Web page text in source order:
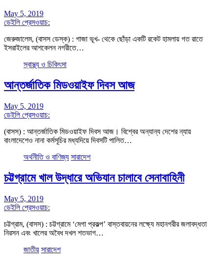
May 5, 2019
ডেইলি প্রেসওয়াচ:
জেরুজালেম, (বাসস ডেস্ক) : গাজা ভূখ- থেকে ছোঁড়া একটি রকেট হামলায় গত রাতে
ইসরাইলের আশকেলন নগরীতে…
স্বাস্থ্য ও চিকিৎসা
আন্তর্জাতিক মিডওয়াইফ দিবস আজ
May 5, 2019
ডেইলি প্রেসওয়াচ:
(বাসস) : আন্তর্জাতিক মিডওয়াইফ দিবস আজ। বিশ্বের অন্যান্য দেশের ন্যায়
বাংলাদেশেও নানা কর্মসূচির মধ্যদিয়ে দিবসটি পালিত…
অর্থনীতি ও বাণিজ্য সারাদেশ
চট্টগ্রামে খাল উদ্ধারে অভিযান চালাবে সেনাবাহিনী
May 5, 2019
ডেইলি প্রেসওয়াচ:
চট্টগ্রাম, (বাসস) : চট্টগ্রামে ‘মেগা প্রকল্প’ বাস্তবায়নের লক্ষ্যে মহানগরীর জলাবদ্ধতা
নিরসন এবং খালের অবৈধ দখল শতভাগ…
জাতীয় সারাদেশ